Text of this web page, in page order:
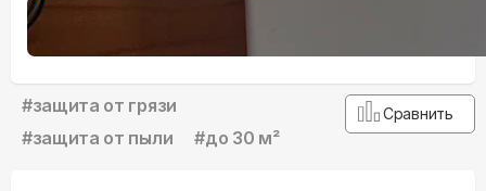
#защита от грязи
#защита от пыли #до 30 м²
Сравнить